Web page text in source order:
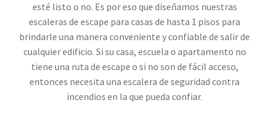
esté listo o no. Es por eso que diseñamos nuestras
escaleras de escape para casas de hasta 1 pisos para
brindarle una manera conveniente y confiable de salir de
cualquier edificio. Si su casa, escuela o apartamento no
tiene una ruta de escape o si no son de fácil acceso,
entonces necesita una escalera de seguridad contra
incendios en la que pueda confiar.